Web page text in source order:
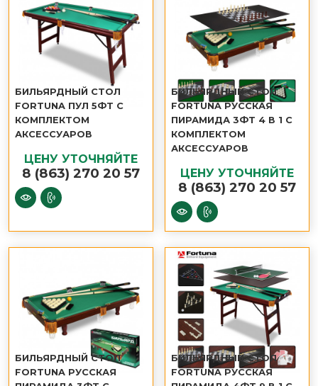
БИЛЬЯРДНЫЙ СТОЛ
FORTUNA ПУЛ 5ФТ С
КОМПЛЕКТОМ
АКСЕССУАРОВ
ЦЕНУ УТОЧНЯЙТЕ
8 (863) 270 20 57
БИЛЬЯРДНЫЙ СТОЛ
FORTUNA РУССКАЯ
ПИРАМИДА 3ФТ 4 В 1 С
КОМПЛЕКТОМ
АКСЕССУАРОВ
ЦЕНУ УТОЧНЯЙТЕ
8 (863) 270 20 57
БИЛЬЯРДНЫЙ СТОЛ
FORTUNA РУССКАЯ
БИЛЬЯРДНЫЙ СТОЛ
FORTUNA РУССКАЯ